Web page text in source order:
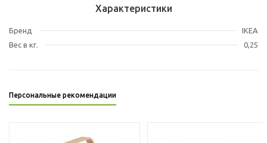
Характеристики
Бренд
IKEA
Вес в кг.
0,25
Персональные рекомендации